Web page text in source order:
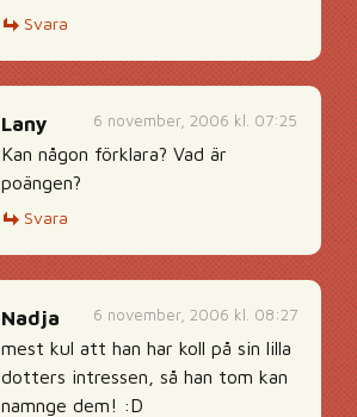
Svara
6 november, 2006 kl. 07:25
Lany
Kan någon förklara? Vad är
poängen?
Svara
6 november, 2006 kl. 08:27
Nadja
mest kul att han har koll på sin lilla
dotters intressen, så han tom kan
namnge dem! :D